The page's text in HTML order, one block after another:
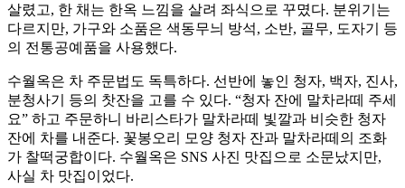
살렸고, 한 채는 한옥 느낌을 살려 좌식으로 꾸몄다. 분위기는
다르지만, 가구와 소품은 색동무늬 방석, 소반, 골무, 도자기 등
의 전통공예품을 사용했다.
수월옥은 차 주문법도 독특하다. 선반에 놓인 청자, 백자, 진사,
분청사기 등의 찻잔을 고를 수 있다. “청자 잔에 말차라떼 주세
요” 하고 주문하니 바리스타가 말차라떼 빛깔과 비슷한 청자
잔에 차를 내준다. 꽃봉오리 모양 청자 잔과 말차라떼의 조화
가 찰떡궁합이다. 수월옥은 SNS 사진 맛집으로 소문났지만,
사실 차 맛집이었다.